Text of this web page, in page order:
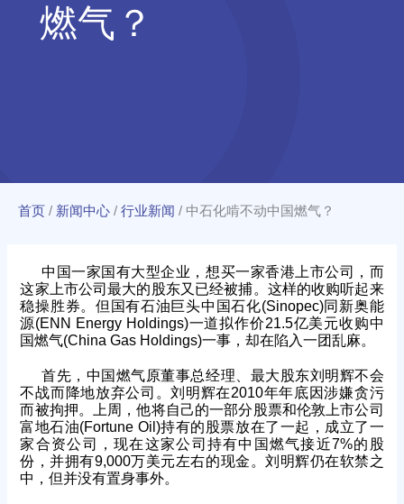
燃气？
首页 / 新闻中心 / 行业新闻 / 中石化啃不动中国燃气？
中国一家国有大型企业，想买一家香港上市公司，而
这家上市公司最大的股东又已经被捕。这样的收购听起来
稳操胜券。但国有石油巨头中国石化(Sinopec)同新奥能
源(ENN Energy Holdings)一道拟作价21.5亿美元收购中
国燃气(China Gas Holdings)一事，却在陷入一团乱麻。
首先，中国燃气原董事总经理、最大股东刘明辉不会
不战而降地放弃公司。刘明辉在2010年年底因涉嫌贪污
而被拘押。上周，他将自己的一部分股票和伦敦上市公司
富地石油(Fortune Oil)持有的股票放在了一起，成立了一
家合资公司，现在这家公司持有中国燃气接近7%的股
份，并拥有9,000万美元左右的现金。刘明辉仍在软禁之
中，但并没有置身事外。